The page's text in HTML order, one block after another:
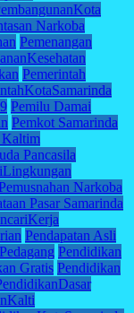
Narkoba
Pemenangan
Pemerintah
Pemilu Damai
Pemkot Samarinda
Kaltim
Pancasila
Narkoba
Pasar Samarinda
Pendapatan Asli
Pendidikan
Gratis Pendidikan